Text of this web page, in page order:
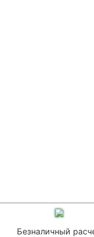
Безналичный